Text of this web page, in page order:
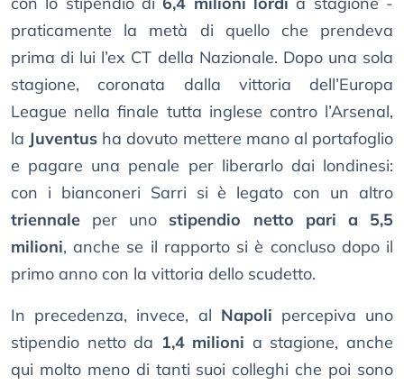
praticamente la metà di quello che prendeva
prima di lui l’ex CT della Nazionale. Dopo una sola
stagione, coronata dalla vittoria dell’Europa
League nella finale tutta inglese contro l’Arsenal,
la Juventus ha dovuto mettere mano al portafoglio
e pagare una penale per liberarlo dai londinesi:
con i bianconeri Sarri si è legato con un altro
triennale per uno stipendio netto pari a 5,5
milioni, anche se il rapporto si è concluso dopo il
primo anno con la vittoria dello scudetto.
In precedenza, invece, al Napoli percepiva uno
stipendio netto da 1,4 milioni a stagione, anche
qui molto meno di tanti suoi colleghi che poi sono